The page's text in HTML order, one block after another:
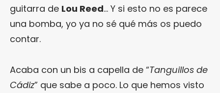
guitarra de Lou Reed… Y si esto no es parece
una bomba, yo ya no sé qué más os puedo
contar.
Acaba con un bis a capella de “Tanguillos de
Cádiz” que sabe a poco. Lo que hemos visto